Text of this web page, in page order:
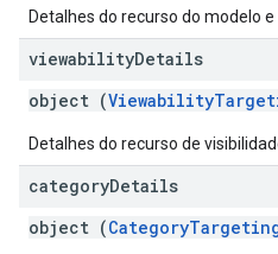
Detalhes do recurso do modelo
viewabilityDetails
object (
Detalhes do recurso de
categoryDetails
object (